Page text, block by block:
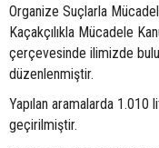
Organize Suçlarla
Kaçakçılıkla Mücadele
çerçevesinde ilimizde
düzenlenmiştir.
Yapılan aramalarda
geçirilmiştir.